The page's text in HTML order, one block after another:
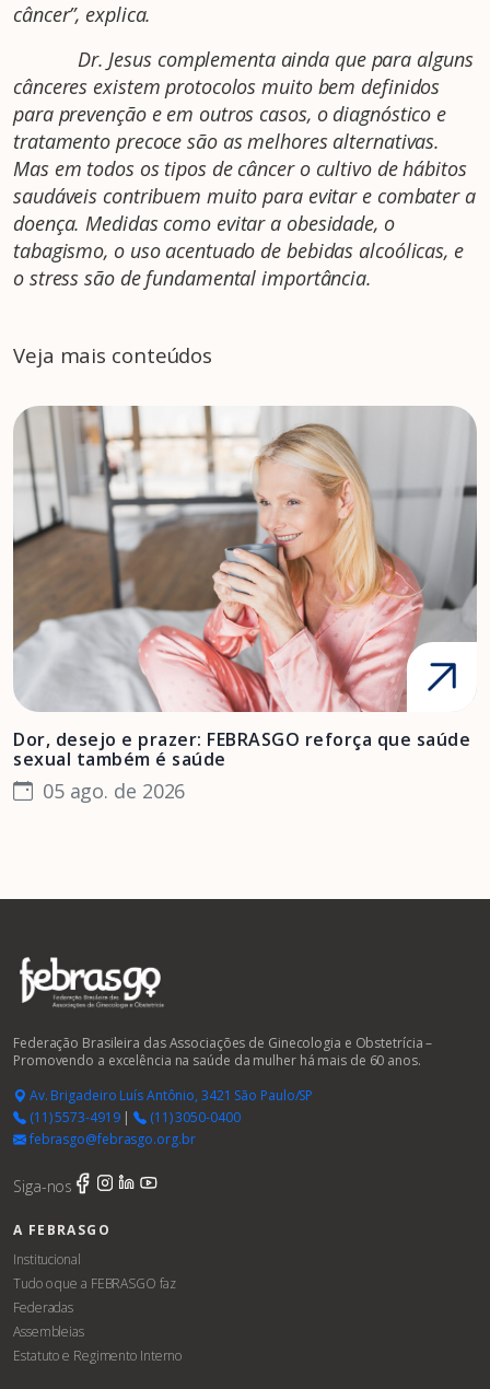
câncer”, explica.
Dr. Jesus complementa ainda que para alguns
cânceres existem protocolos muito bem definidos
para prevenção e em outros casos, o diagnóstico e
tratamento precoce são as melhores alternativas.
Mas em todos os tipos de câncer o cultivo de hábitos
saudáveis contribuem muito para evitar e combater a
doença. Medidas como evitar a obesidade, o
tabagismo, o uso acentuado de bebidas alcoólicas, e
o stress são de fundamental importância.
Veja mais conteúdos
Dor, desejo e prazer: FEBRASGO reforça que saúde
sexual também é saúde
05 ago. de 2026
Federação Brasileira das Associações de Ginecologia e Obstetrícia –
Promovendo a excelência na saúde da mulher há mais de 60 anos.
Av. Brigadeiro Luís Antônio, 3421 São Paulo/SP
(11) 5573-4919|
(11) 3050-0400
febrasgo@febrasgo.org.br
Siga-nos
A FEBRASGO
Institucional
Tudo o que a FEBRASGO faz
Federadas
Assembleias
Estatuto e Regimento Interno